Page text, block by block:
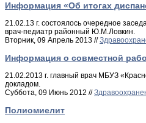
Информация «Об итогах
21.02.13 г. состоялось очередное
врач-педиатр районный Ю.М.Ловкин.
Вторник, 09 Апрель 2013 //
Информация о совместной
21.02.2013 г. главный врач МБУЗ
докладом.
Суббота, 09 Июнь 2012 //
Полиомиелит